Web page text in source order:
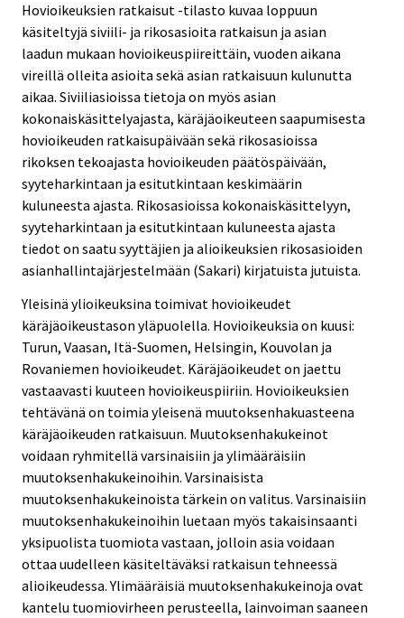
Hovioikeuksien ratkaisut -tilasto kuvaa loppuun
käsiteltyjä siviili- ja rikosasioita ratkaisun ja asian
laadun mukaan hovioikeuspiireittäin, vuoden aikana
vireillä olleita asioita sekä asian ratkaisuun kulunutta
aikaa. Siviiliasioissa tietoja on myös asian
kokonaiskäsittelyajasta, käräjäoikeuteen saapumisesta
hovioikeuden ratkaisupäivään sekä rikosasioissa
rikoksen tekoajasta hovioikeuden päätöspäivään,
syyteharkintaan ja esitutkintaan keskimäärin
kuluneesta ajasta. Rikosasioissa kokonaiskäsittelyyn,
syyteharkintaan ja esitutkintaan kuluneesta ajasta
tiedot on saatu syyttäjien ja alioikeuksien rikosasioiden
asianhallintajärjestelmään (Sakari) kirjatuista jutuista.
Yleisinä ylioikeuksina toimivat hovioikeudet
käräjäoikeustason yläpuolella. Hovioikeuksia on kuusi:
Turun, Vaasan, Itä-Suomen, Helsingin, Kouvolan ja
Rovaniemen hovioikeudet. Käräjäoikeudet on jaettu
vastaavasti kuuteen hovioikeuspiiriin. Hovioikeuksien
tehtävänä on toimia yleisenä muutoksenhakuasteena
käräjäoikeuden ratkaisuun. Muutoksenhakukeinot
voidaan ryhmitellä varsinaisiin ja ylimääräisiin
muutoksenhakukeinoihin. Varsinaisista
muutoksenhakukeinoista tärkein on valitus. Varsinaisiin
muutoksenhakukeinoihin luetaan myös takaisinsaanti
yksipuolista tuomiota vastaan, jolloin asia voidaan
ottaa uudelleen käsiteltäväksi ratkaisun tehneessä
alioikeudessa. Ylimääräisiä muutoksenhakukeinoja ovat
kantelu tuomiovirheen perusteella, lainvoiman saaneen